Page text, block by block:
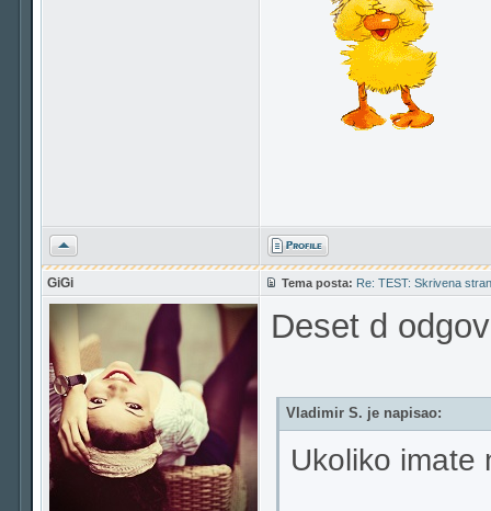
Vrh
GiGi Tema posta: Re: TEST: Skrivena
Deset d
Vladimir S. je napisao:
Ukoliko imate